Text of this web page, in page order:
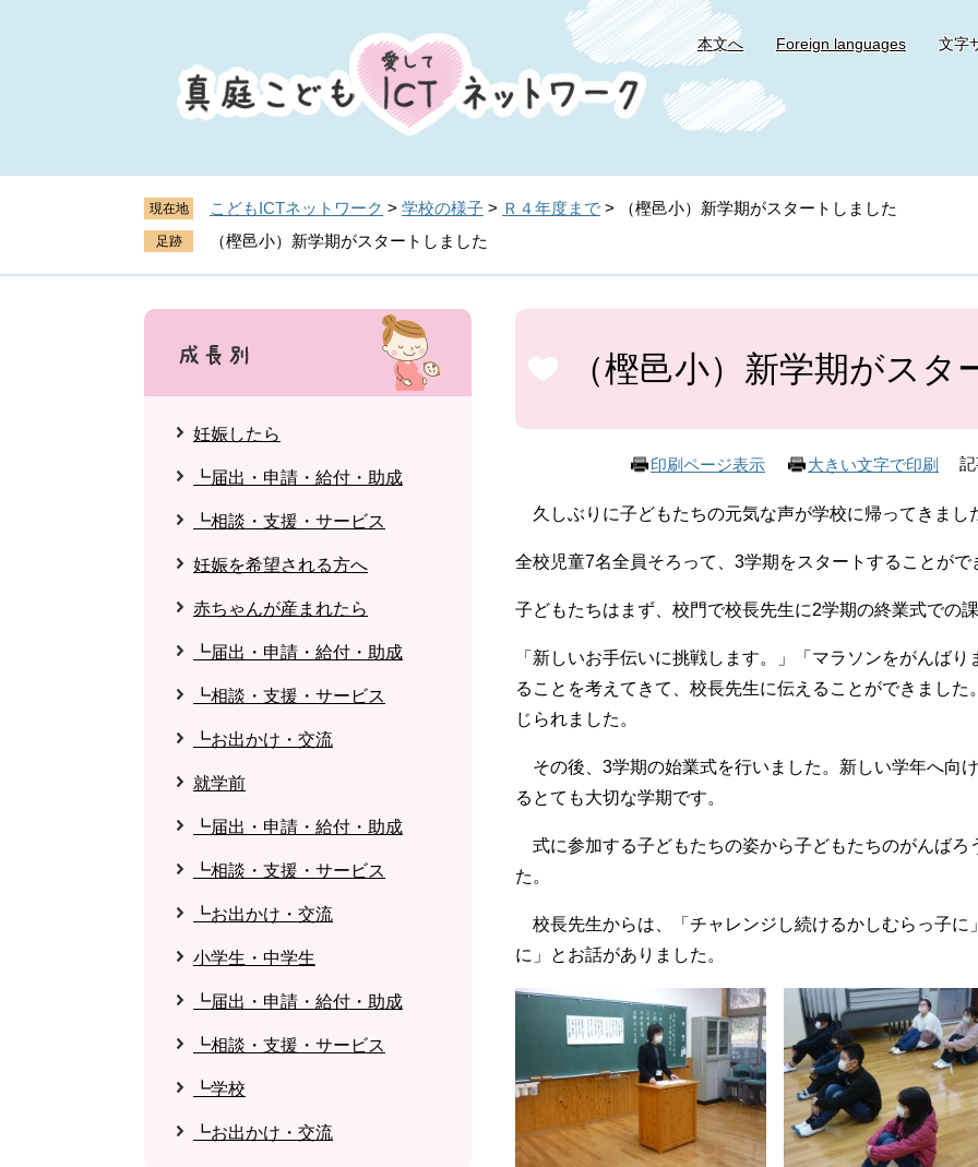
文
本文へ Foreign languages 文字
現在地 こどもICTネットワーク > 学校の様子 > Ｒ４年度まで >
（樫邑小）新学期がスタートしました
（樫邑小）新学期がスタートしました
本
（樫邑小）新学期がスタ
印刷ページ表示 大きい文字で印刷
久しぶりに子どもたちの元気な声が学校に帰ってきまし
全校児童7名全員そろって、3学期をスタートすることがで
子どもたちはまず、校門で校長先生に2学期の終業式での
「新しいお手伝いに挑戦します。」「マラソンをがんば
ることを考えてきて、校長先生に伝えることができまし
じられました。
その後、3学期の始業式を行いました。新しい学年へ向
るとても大切な学期です。
式に参加する子どもたちの姿から子どもたちのがんばろ
た。
校長先生からは、「チャレンジし続けるかしむらっ子に
に」とお話がありました。
妊娠したら
┗届出・申請・給付・助成
┗相談・支援・サービス
妊娠を希望される方へ
赤ちゃんが産まれたら
┗届出・申請・給付・助成
┗相談・支援・サービス
┗お出かけ・交流
就学前
┗届出・申請・給付・助成
┗相談・支援・サービス
┗お出かけ・交流
小学生・中学生
┗届出・申請・給付・助成
┗相談・支援・サービス
┗学校
┗お出かけ・交流